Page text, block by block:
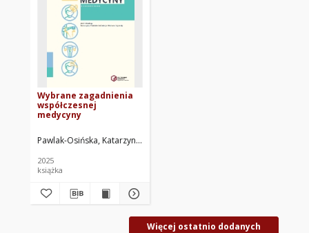
Wybrane zagadnienia
współczesnej
medycyny
Pawlak-Osińska, Katarzyna. Red.
2025
książka
Więcej ostatnio dodanych